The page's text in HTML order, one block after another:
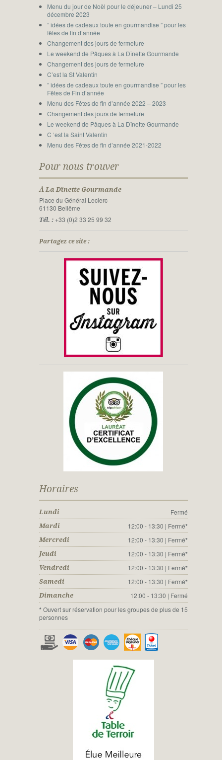
Menu du jour de Noël pour le déjeuner – Lundi 25
décembre 2023
” idées de cadeaux toute en gourmandise ” pour les
fêtes de fin d’année
Changement des jours de fermeture
Le weekend de Pâques à La Dînette Gourmande
Changement des jours de fermeture
C’est la St Valentin
” idées de cadeaux toute en gourmandise ” pour les
Fêtes de Fin d’année
Menu des Fêtes de fin d’année 2022 – 2023
Changement des jours de fermeture
Le weekend de Pâques à La Dînette Gourmande
C ‘est la Saint Valentin
Menu des Fêtes de fin d’année 2021-2022
Pour nous trouver
À La Dînette Gourmande
Place du Général Leclerc
61130 Bellême
Tél. :+33 (0)2 33 25 99 32
Partagez ce site :
Horaires
Lundi Fermé
Mardi 12:00 - 13:30 | Fermé*
Mercredi 12:00 - 13:30 | Fermé*
Jeudi 12:00 - 13:30 | Fermé*
Vendredi 12:00 - 13:30 | Fermé*
Samedi 12:00 - 13:30 | Fermé*
Dimanche 12:00 - 13:30 | Fermé
* Ouvert sur réservation pour les groupes de plus de 15
personnes